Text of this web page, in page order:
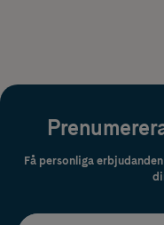
Få personliga